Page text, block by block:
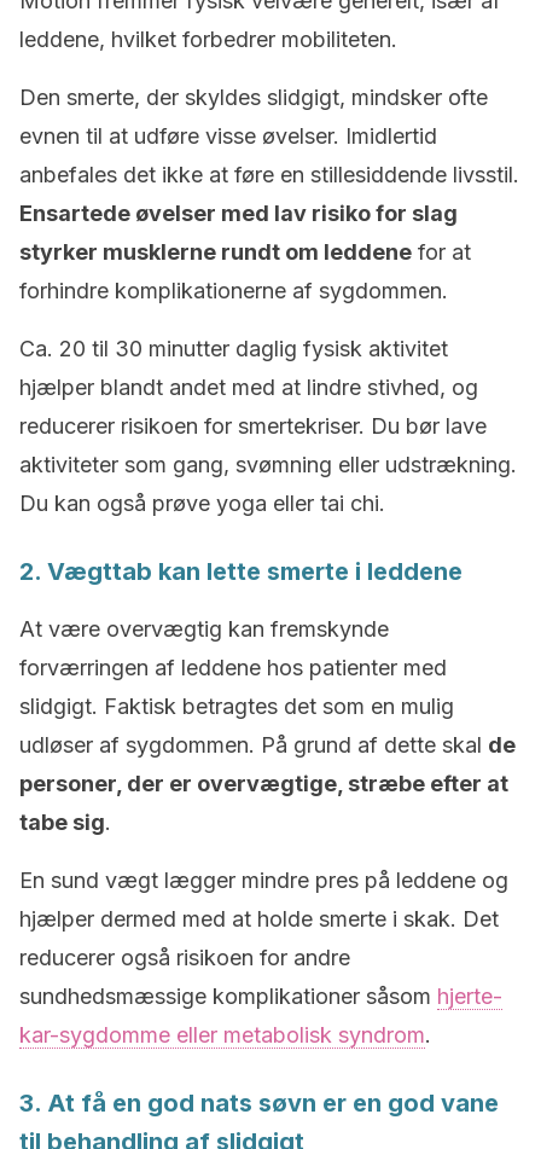
leddene, hvilket forbedrer mobiliteten.
Den smerte, der skyldes slidgigt, mindsker ofte
evnen til at udføre visse øvelser. Imidlertid
anbefales det ikke at føre en stillesiddende livsstil.
Ensartede øvelser med lav risiko for slag
styrker musklerne rundt om leddene for at
forhindre komplikationerne af sygdommen.
Ca. 20 til 30 minutter daglig fysisk aktivitet
hjælper blandt andet med at lindre stivhed, og
reducerer risikoen for smertekriser. Du bør lave
aktiviteter som gang, svømning eller udstrækning.
Du kan også prøve yoga eller tai chi.
2. Vægttab kan lette smerte i leddene
At være overvægtig kan fremskynde
forværringen af leddene hos patienter med
slidgigt. Faktisk betragtes det som en mulig
udløser af sygdommen. På grund af dette skal de
personer, der er overvægtige, stræbe efter at
tabe sig.
En sund vægt lægger mindre pres på leddene og
hjælper dermed med at holde smerte i skak. Det
reducerer også risikoen for andre
sundhedsmæssige komplikationer såsom hjerte-
kar-sygdomme eller metabolisk syndrom.
3. At få en god nats søvn er en god vane
til behandling af slidgigt